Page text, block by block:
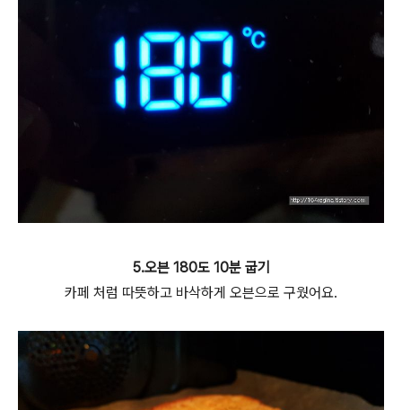
5.오븐 180도 10분 굽기
카페 처럼 따뜻하고 바삭하게 오븐으로 구웠어요.